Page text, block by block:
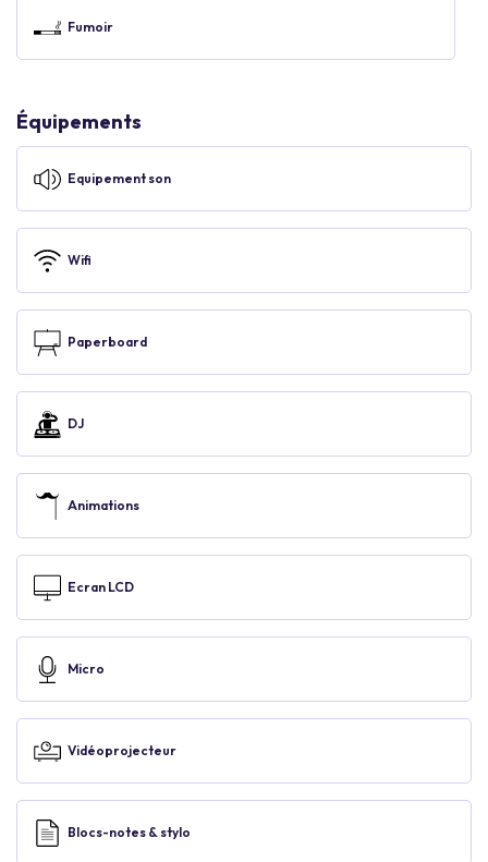
Fumoir
Équipements
Equipement son
Wifi
Paperboard
DJ
Animations
Ecran LCD
Micro
Vidéoprojecteur
Blocs-notes & stylo